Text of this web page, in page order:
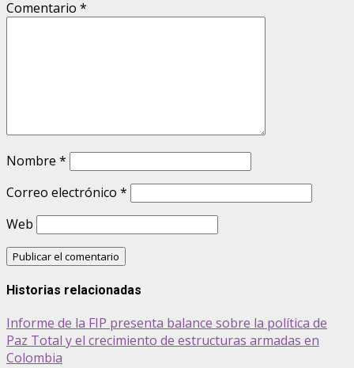
Comentario *
Nombre *
Correo electrónico *
Web
Historias relacionadas
Informe de la FIP presenta balance sobre la política de
Paz Total y el crecimiento de estructuras armadas en
Colombia